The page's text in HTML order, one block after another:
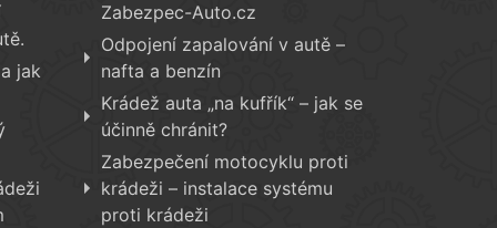
jak
Zabezpec-Auto.cz
Odpojení zapalování v autě –
nafta a benzín
Krádež auta „na kufřík“ – jak se
účinně chránit?
Zabezpečení motocyklu proti
krádeži – instalace systému
proti krádeži